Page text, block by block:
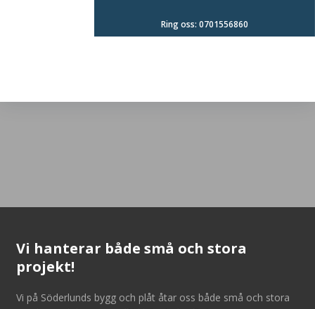
Ring oss: 0701556860
Vi hanterar både små och stora
projekt!
​Vi på Söderlunds bygg och plåt åtar oss både små och stora